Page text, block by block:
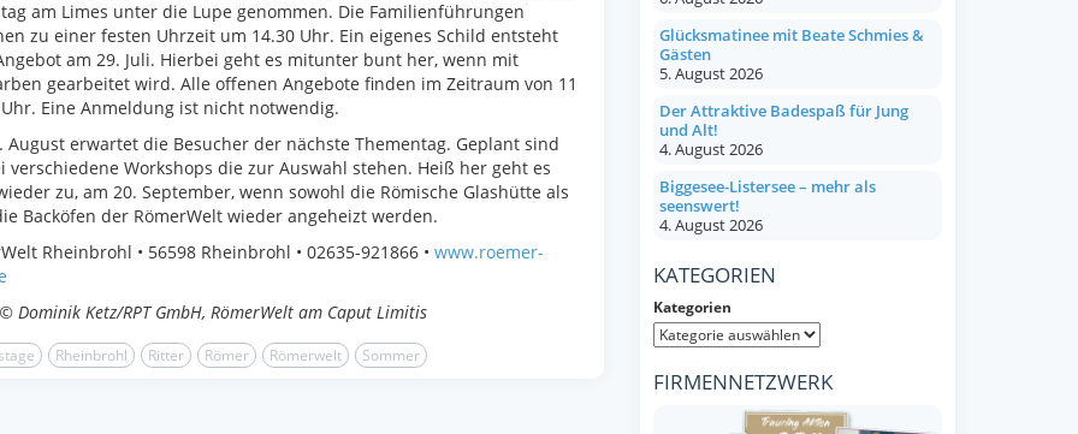
am Limes unter die Lupe genommen. Die Familienführungen
zu einer festen Uhrzeit um 14.30 Uhr. Ein eigenes Schild entsteht
am 29. Juli. Hierbei geht es mitunter bunt her, wenn mit
gearbeitet wird. Alle offenen Angebote finden im Zeitraum von 11
Eine Anmeldung ist nicht notwendig.
August erwartet die Besucher der nächste Thementag. Geplant sind
verschiedene Workshops die zur Auswahl stehen. Heiß her geht es
zu, am 20. September, wenn sowohl die Römische Glashütte als
Backöfen der RömerWelt wieder angeheizt werden.
Rheinbrohl • 56598 Rheinbrohl • 02635-921866 • www.roemer-
Dominik Ketz/RPT GmbH, RömerWelt am Caput Limitis
Rheinbrohl Ritter Römer Römerwelt Sommer
Glücksmatinee mit Beate Schmies &
Gästen
5. August 2026
Der Attraktive Badespaß für Jung
und Alt!
4. August 2026
Biggesee-Listersee – mehr als
seenswert!
4. August 2026
KATEGORIEN
Kategorien
FIRMENNETZWERK